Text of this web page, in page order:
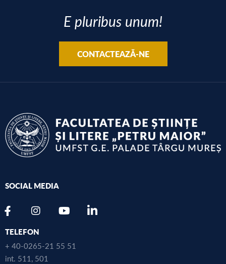
E pluribus unum!
CONTACTEAZĂ-NE
SOCIAL MEDIA
TELEFON
+ 40-0265-21 55 51
int. 511, 501